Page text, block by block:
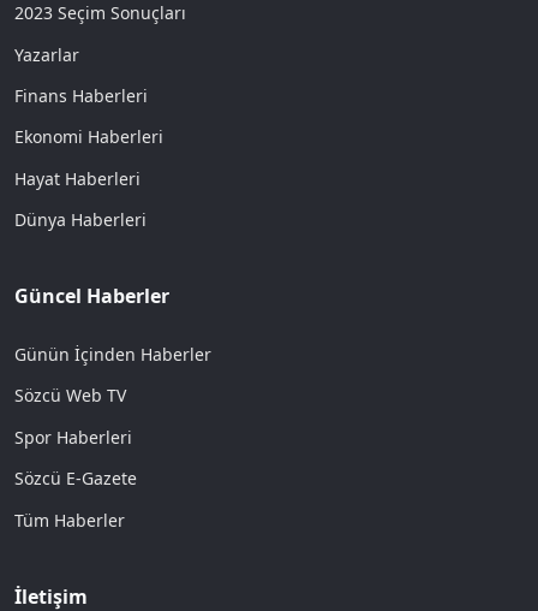
2023 Seçim Sonuçları
Yazarlar
Finans Haberleri
Ekonomi Haberleri
Hayat Haberleri
Dünya Haberleri
Güncel Haberler
Günün İçinden Haberler
Sözcü Web TV
Spor Haberleri
Sözcü E-Gazete
Tüm Haberler
İletişim